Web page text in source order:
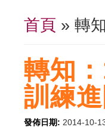
您在這裡
首頁 » 轉
轉知
訓練進
發佈日期: 2014-10-